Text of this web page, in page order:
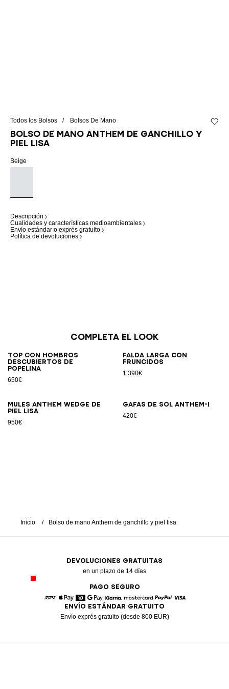
Todos los Bolsos Bolsos De Mano
Bolso de mano Anthem de ganchillo y
piel lisa
Beige
Descripción
Cualidades y características medioambientales
Envío estándar o exprés gratuito
Política de devoluciones
Completa el look
Top con hombros
descubiertos de
popelina
650€
Falda larga con
fruncidos
1.390€
Mules Anthem Wedge de
piel lisa
950€
Gafas de sol Anthem-I
420€
Inicio Bolso de mano Anthem de ganchillo y piel lisa
DEVOLUCIONES GRATUITAS
en un plazo de 14 días
PAGO SEGURO
American Express
Apple Pay
DinersGoogle Pay
Klarna MastercardPaypal
ENVÍO ESTÁNDAR GRATUITO
Envío exprés gratuito (desde 800 EUR)